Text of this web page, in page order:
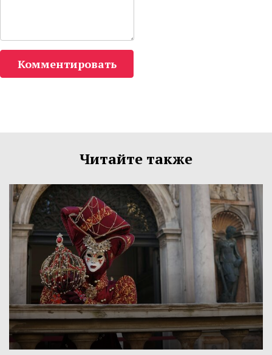
Комментировать
Читайте также